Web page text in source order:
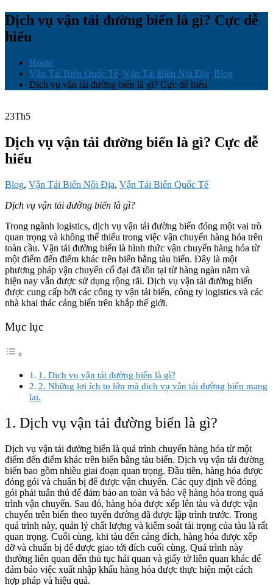
Dịch vụ vận tải đường biển là gì? Cực dễ
hiểu
Home
Vận Tải Biển Quốc Tế, Vận Tải Biển Nội Địa, Blog
Dịch vụ vận tải đường biển là gì? Cực dễ hiểu
23Th5
Dịch vụ vận tải đường biển là gì? Cực dễ
hiểu
Blog, Vận Tải Biển Nội Địa, Vận Tải Biển Quốc Tế
Dịch vụ vận tải đường biển là gì?
Trong ngành logistics, dịch vụ vận tải đường biển đóng một vai trò
quan trọng và không thể thiếu trong việc vận chuyển hàng hóa trên
toàn cầu. Vận tải đường biển là hình thức vận chuyển hàng hóa từ
một điểm đến điểm khác trên biển bằng tàu biển. Đây là một
phương pháp vận chuyển cổ đại đã tồn tại từ hàng ngàn năm và
hiện nay vẫn được sử dụng rộng rãi. Dịch vụ vận tải đường biển
được cung cấp bởi các công ty vận tải biển, công ty logistics và các
nhà khai thác cảng biển trên khắp thế giới.
Mục lục
1. Dịch vụ vận tải đường biển là gì?
2. Những lợi ích to lớn mà dịch vụ vận tải đường biển mang
lại.
1. Dịch vụ vận tải đường biển là gì?
Dịch vụ vận tải đường biển là quá trình chuyển hàng hóa từ một
điểm đến điểm khác trên biển bằng tàu biển. Dịch vụ vận tải đường
biển bao gồm nhiều giai đoạn quan trọng. Đầu tiên, hàng hóa được
đóng gói và chuẩn bị để được vận chuyển. Các quy định về đóng
gói phải tuân thủ để đảm bảo an toàn và bảo vệ hàng hóa trong quá
trình vận chuyển. Sau đó, hàng hóa được xếp lên tàu và được vận
chuyển trên biển theo tuyến đường đã được lập trình trước. Trong
quá trình này, quản lý chất lượng và kiểm soát tải trọng của tàu là rất
quan trọng. Cuối cùng, khi tàu đến cảng đích, hàng hóa được xếp
dỡ và chuẩn bị để được giao tới đích cuối cùng. Quá trình này
thường liên quan đến thủ tục hải quan và giấy tờ liên quan khác để
đảm bảo việc xuất nhập khẩu hàng hóa được thực hiện một cách
hợp pháp và hiệu quả.